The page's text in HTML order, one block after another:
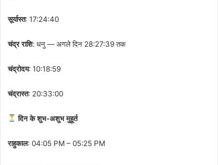
सूर्यास्त: 17:24:40
चंद्र राशि: धनु — अगले दिन 28:27:39 तक
चंद्रोदय: 10:18:59
चंद्रास्त: 20:33:00
दिन के शुभ-अशुभ मुहूर्त
राहुकाल: 04:05 PM – 05:25 PM